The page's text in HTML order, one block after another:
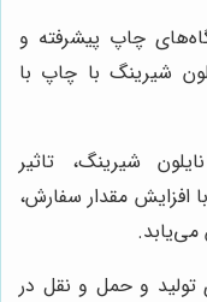
چاپ پیشرفته و
شیرینگ با چاپ با
شیرینگ، تاثیر
افزایش مقدار سفارش،
تولید و حمل و نقل در